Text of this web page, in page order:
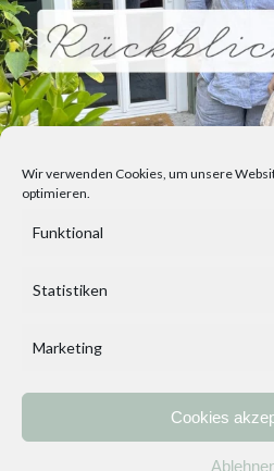
Wir verwenden Cookies, um unsere
optimieren.
Funktional
Statistiken
Marketing
Cookies
Kontakt